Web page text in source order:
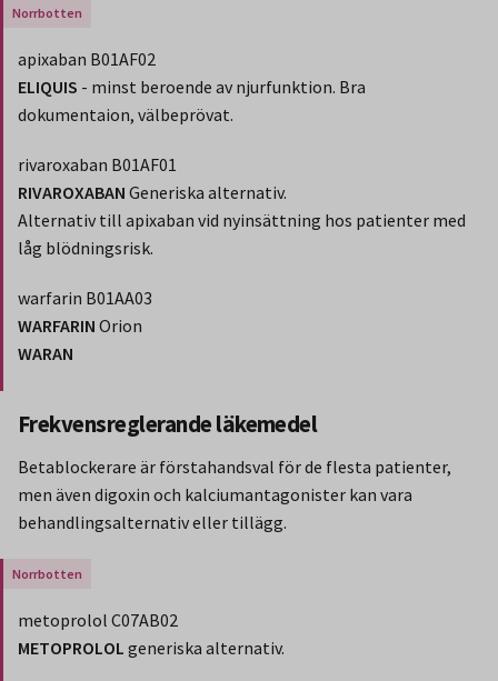
Gäller endast för Region Norrbotten.
apixaban B01AF02
ELIQUIS - minst beroende av njurfunktion. Bra
dokumentaion, välbeprövat.
rivaroxaban B01AF01
RIVAROXABAN Generiska alternativ.
Alternativ till apixaban vid nyinsättning hos patienter med
låg blödningsrisk.
warfarin B01AA03
WARFARIN Orion
WARAN
Frekvensreglerande läkemedel
Betablockerare är förstahandsval för de flesta patienter,
men även digoxin och kalciumantagonister kan vara
behandlingsalternativ eller tillägg.
Gäller endast för Region Norrbotten.
metoprolol C07AB02
METOPROLOL generiska alternativ.